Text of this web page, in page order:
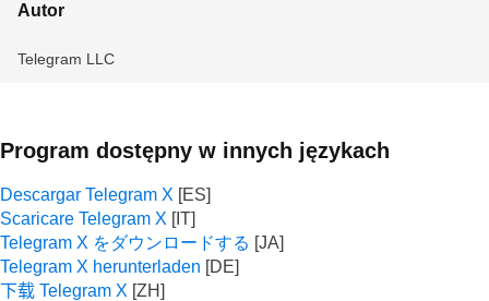
Autor
Telegram LLC
Program dostępny w innych językach
Descargar Telegram X
Scaricare Telegram X
Telegram X をダウンロードする
Telegram X herunterladen
下载 Telegram X